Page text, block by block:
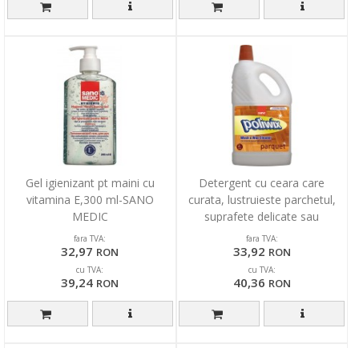
Gel igienizant pt maini cu
vitamina E,300 ml-SANO
MEDIC
fara TVA:
32,97 RON
cu TVA:
39,24 RON
Detergent cu ceara care
curata, lustruieste parchetul,
suprafete delicate sau
sintetice, marmura, 2L
fara TVA:
33,92 RON
cu TVA:
40,36 RON